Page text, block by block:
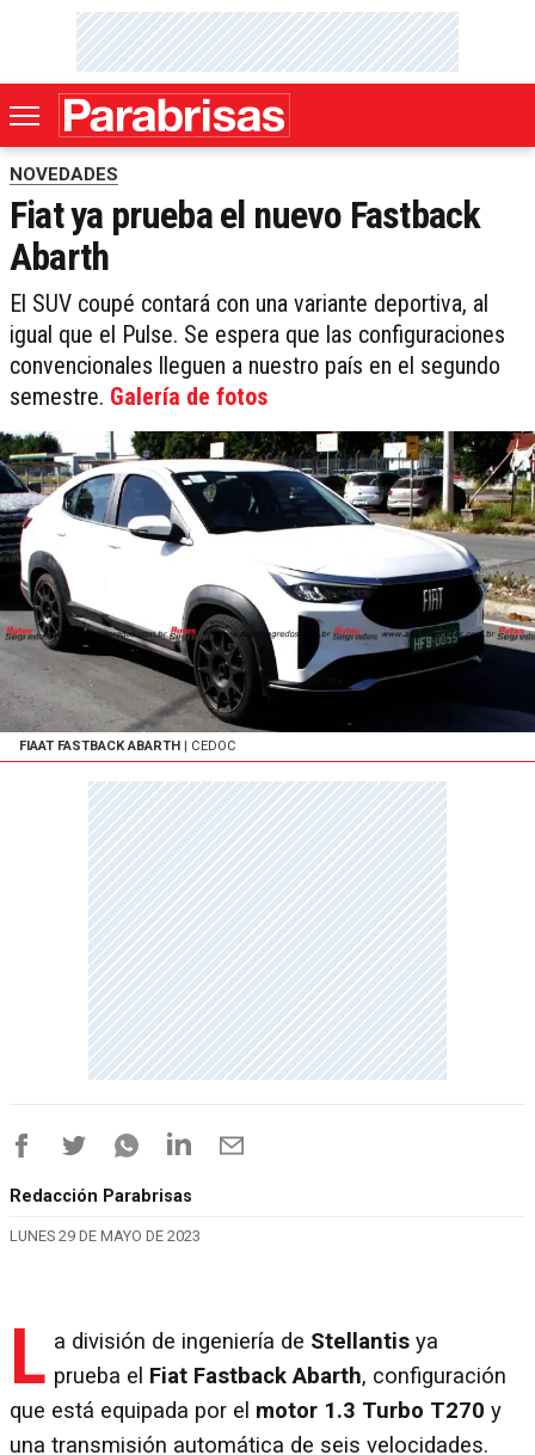
NOVEDADES
Fiat ya prueba el nuevo Fastback
Abarth
El SUV coupé contará con una variante deportiva, al
igual que el Pulse. Se espera que las configuraciones
convencionales lleguen a nuestro país en el segundo
semestre. Galería de fotos
FIAAT FASTBACK ABARTH | CEDOC
Redacción Parabrisas
LUNES 29 DE MAYO DE 2023
L a división de ingeniería de Stellantis ya
prueba el Fiat Fastback Abarth, configuración
que está equipada por el motor 1.3 Turbo T270 y
una transmisión automática de seis velocidades.